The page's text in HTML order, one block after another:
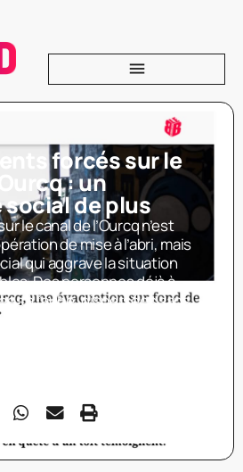
forcés sur le
: un
de plus
le canal de l’Ourcq n’est
de mise à l’abri, mais
qui aggrave la situation
Des personnes déjà à
à l’aube, dispersées sans
renvoyées à l’errance. Ce